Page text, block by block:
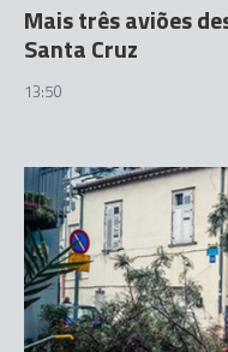
Mais três aviões
Santa Cruz
13:50